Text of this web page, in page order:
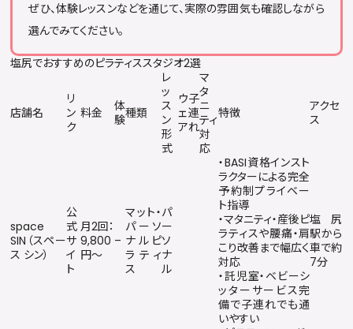
ぜひ、体験レッスンなどを通じて、実際の雰囲気も確認しながら
選んでみてください。
塩尻でおすすめのピラティススタジオ2選
店舗名
リ
ン
ク
料金
体
験種類
レ
ッ
ス
ン
形
式
ウ
ェ
ア
子
連
れ
マ
タ
ニ
ティ
対
応
特徴
アクセ
ス
space
SIN（スペー
ス シン）
公
式
サ
イ
ト
月2回：
9,800
円〜
–
マット・
パーソ
ナルピ
ラティ
ス
パ
ー
ソ
ナ
ル
・BASI資格インスト
ラクターによる完全
予約制プライベー
ト指導
・マタニティ・産後ピ
ラティスや腰痛・肩
こり改善まで幅広く
対応
・託児室・ベビーシ
ッターサービス完
備で子連れでも通
いやすい
塩尻
駅から
車で約
7分